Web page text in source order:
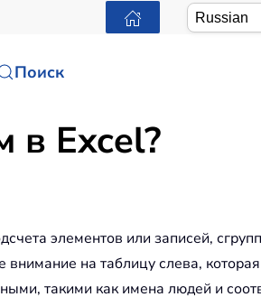
Поиск
в Excel?
элементов или записей,
на таблицу слева,
такими как имена людей и